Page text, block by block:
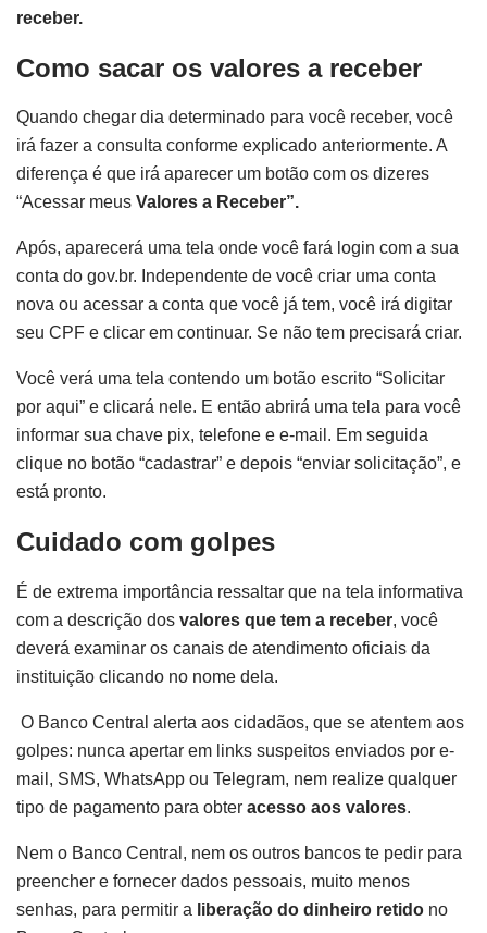
receber.
Como sacar os valores a receber
Quando chegar dia determinado para você receber, você
irá fazer a consulta conforme explicado anteriormente. A
diferença é que irá aparecer um botão com os dizeres
“Acessar meus Valores a Receber”.
Após, aparecerá uma tela onde você fará login com a sua
conta do gov.br. Independente de você criar uma conta
nova ou acessar a conta que você já tem, você irá digitar
seu CPF e clicar em continuar. Se não tem precisará criar.
Você verá uma tela contendo um botão escrito “Solicitar
por aqui” e clicará nele. E então abrirá uma tela para você
informar sua chave pix, telefone e e-mail. Em seguida
clique no botão “cadastrar” e depois “enviar solicitação”, e
está pronto.
Cuidado com golpes
É de extrema importância ressaltar que na tela informativa
com a descrição dos valores que tem a receber, você
deverá examinar os canais de atendimento oficiais da
instituição clicando no nome dela.
O Banco Central alerta aos cidadãos, que se atentem aos
golpes: nunca apertar em links suspeitos enviados por e-
mail, SMS, WhatsApp ou Telegram, nem realize qualquer
tipo de pagamento para obter acesso aos valores.
Nem o Banco Central, nem os outros bancos te pedir para
preencher e fornecer dados pessoais, muito menos
senhas, para permitir a liberação do dinheiro retido no